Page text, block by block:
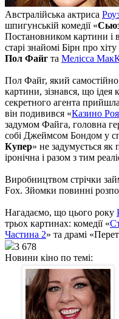
Австралійська актриса
шпигунській комедії «
Постановником картини і
старі знайомі Бірн про
Пол Файг та Мелісса
Пол Файг, який
картини, зізнався, що
секретного агента
він подивився «Казино
задумом Файга, головна
собі Джеймсом Бондом у
Купер» не задумується як
іронічна і разом з тим
Виробництвом стрічки
Fox. Зйомки повинні
Нагадаємо, що цього року
трьох картинах: комедії «
Частина 2» та драмі
3 678
Новини кіно по темі: